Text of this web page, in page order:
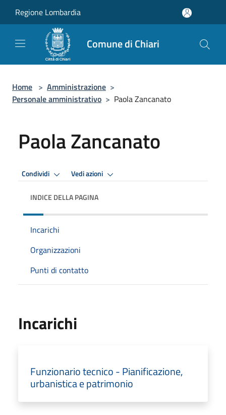
Regione Lombardia
Comune di Chiari
Home > Amministrazione >
Personale amministrativo > Paola Zancanato
Paola Zancanato
Condividi Vedi azioni
INDICE DELLA PAGINA
Incarichi
Organizzazioni
Punti di contatto
Incarichi
Funzionario tecnico - Pianificazione,
urbanistica e patrimonio